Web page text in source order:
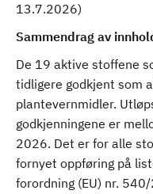
13.7.2026)
Sammendrag av
De 19 aktive stoffene
tidligere godkjent som
plantevernmidler.
godkjenningene er
2026. Det er for alle
fornyet oppføring på
forordning (EU) nr.